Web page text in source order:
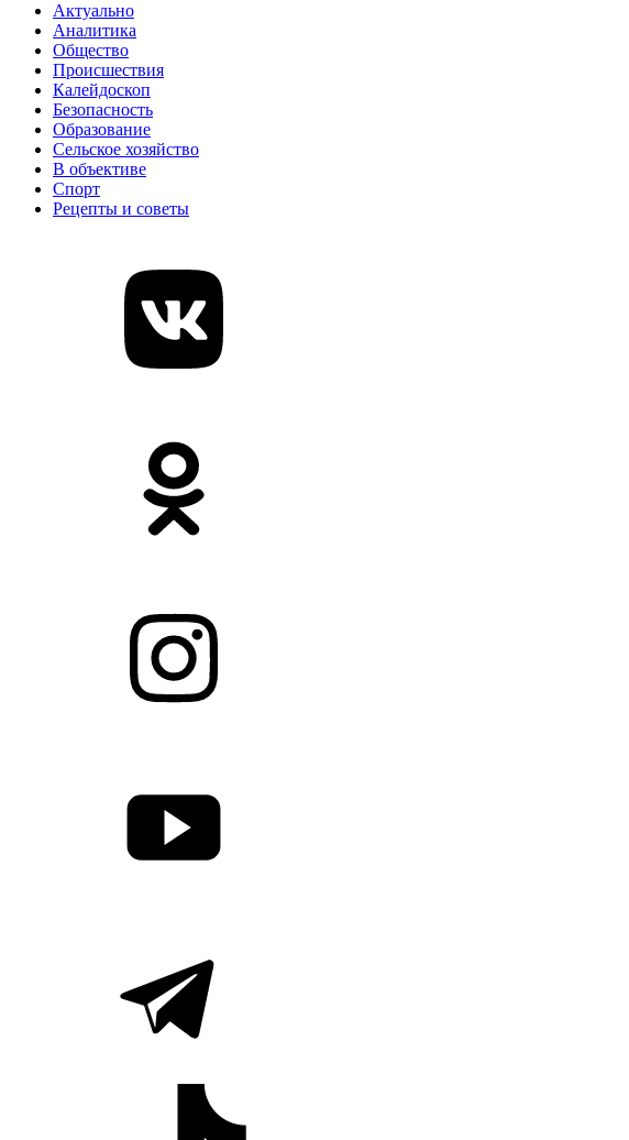
Актуально
Аналитика
Общество
Происшествия
Калейдоскоп
Безопасность
Образование
Сельское хозяйство
В объективе
Спорт
Рецепты и советы